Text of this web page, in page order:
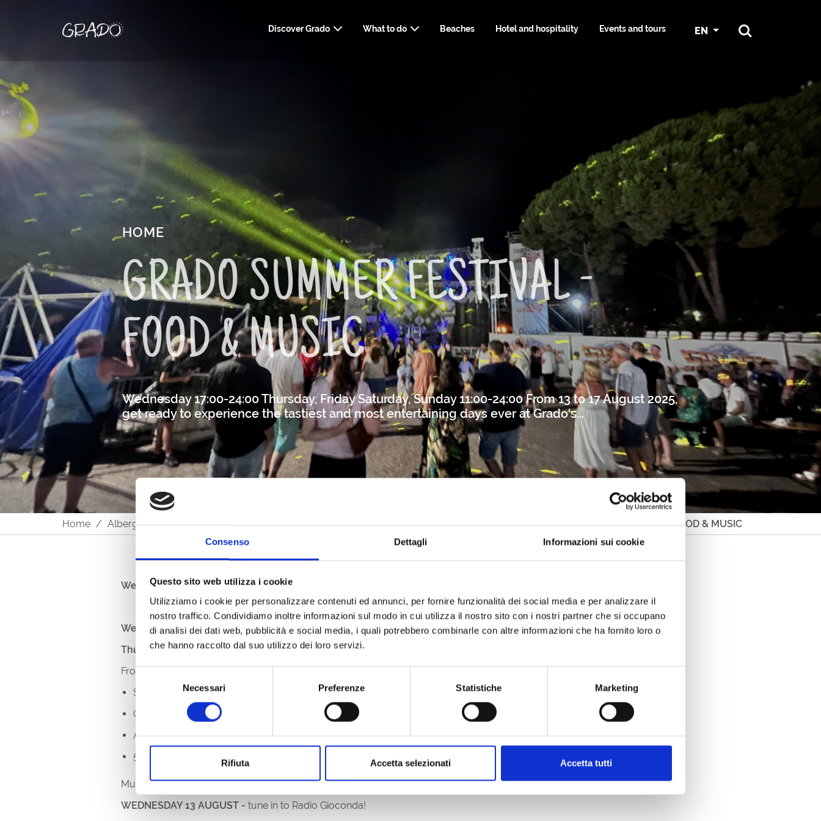
Consenso Dettagli Informazioni sui cookie
Questo sito web utilizza i cookie
Utilizziamo i cookie per personalizzare contenuti ed annunci, per fornire funzionalità dei social media e per analizzare il
nostro traffico. Condividiamo inoltre informazioni sul modo in cui utilizza il nostro sito con i nostri partner che si occupano
di analisi dei dati web, pubblicità e social media, i quali potrebbero combinarle con altre informazioni che ha fornito loro o
che hanno raccolto dal suo utilizzo dei loro servizi.
del
Necessari Preferenze Statistiche Marketing
Rifiuta Accetta selezionati Accetta tutti
Discover Grado
CYCLING IN GRADO
TRAVELLER'S KIT:
DOWNLOADABLE RESOURCES
NAUTICAL SERVICES AND
MARINAS
What to do
SPORT
SPA, WELLNESS AND HAIR
STYLIST
SURROUNDINGS
SHOPPING AND SERVICES WEDDING CONFERENCE
Beaches Hotel and hospitality Events and tours EN
HOME
GRADO SUMMER FESTIVAL -
FOOD & MUSIC
Wednesday 17:00-24:00 Thursday, Friday Saturday, Sunday 11:00-24:00 From 13 to 17 August 2025,
get ready to experience the tastiest and most entertaining days ever at Grado's...
Home Alberghi, ristoranti, bar, negozi e servizi aperti nei mesi invernali a Grado Events and tours GRADO SUMMER FESTIVAL - FOOD & MUSIC
Website: https://www.facebook.com/events/933946765490409
Wednesday 17:00-24:00
Thursday, Friday Saturday, Sunday 11:00-24:00
From
Street Food from every corner of the world: irresistible flavours for a perfect culinary journey
Craft beers and unmissable cocktails to toast under the stars
A magical atmosphere of lights, colours and lots of entertainment for an unforgettable Ferragosto (mid-August holiday)
5 days of party, taste and music to celebrate the heart of summer!
Musical entertainment:
WEDNESDAY 13 AUGUST -tune in to Radio Gioconda!